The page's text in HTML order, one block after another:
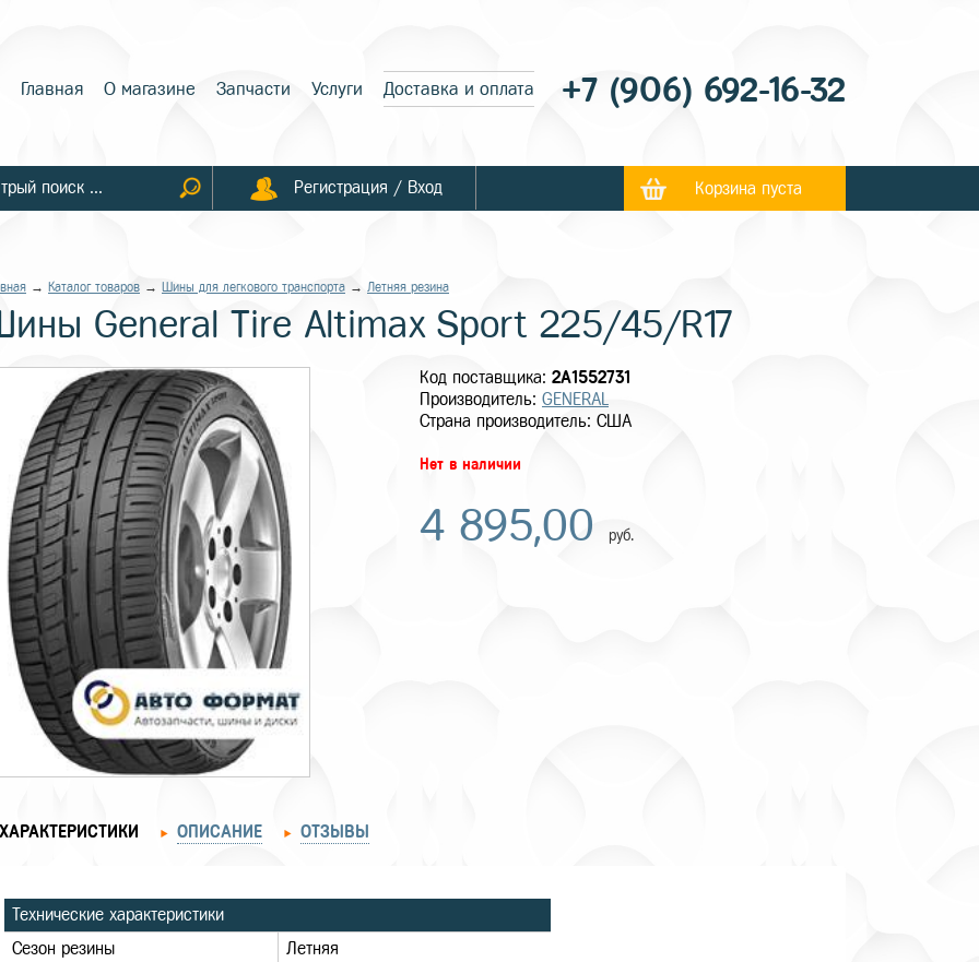
Главная О магазине Запчасти Услуги Доставка и оплата +7 (906) 692-16-32
Регистрация / Вход Корзина пуста
→ Каталог товаров → Шины для легкового транспорта → Летняя резина
General Tire Altimax Sport 225/45/R17
Код поставщика: 2A1552731
Производитель: GENERAL
Страна производитель: США
Нет в наличии
4 895,00 руб.
ХАРАКТЕРИСТИКИ ОПИСАНИЕ ОТЗЫВЫ
Технические характеристики
Сезон резины
Летняя